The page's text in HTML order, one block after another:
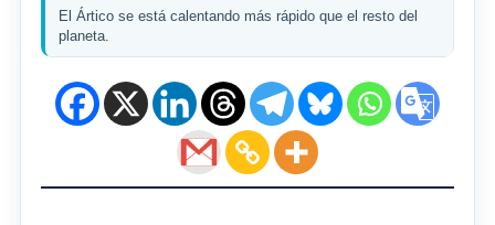
El Ártico se está calentando más rápido que el resto del
planeta.